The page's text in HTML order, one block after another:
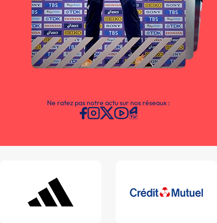
Ne ratez pas notre actu sur nos réseaux :